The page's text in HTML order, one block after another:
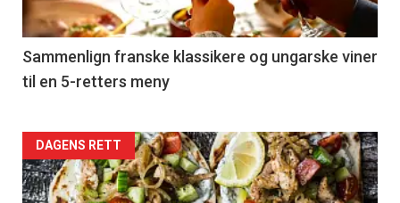
-
5
Sammenlign franske klassikere og ungarske viner
til en 5-retters meny
Forsiden
akkurat
DAGENS RETT